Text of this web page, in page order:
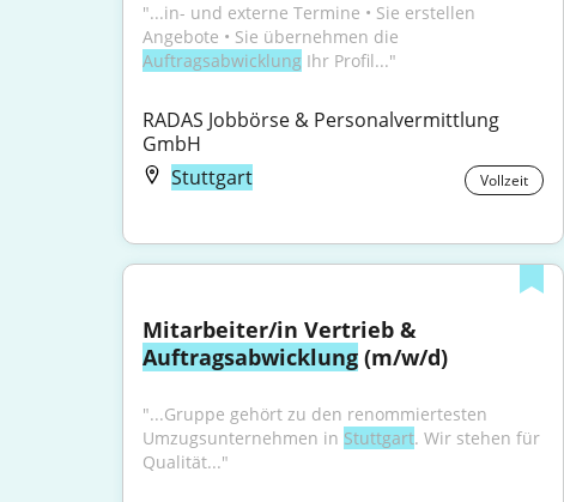
"...in- und externe Termine • Sie erstellen
Auftragsabwicklung Ihr Profil..."
RADAS Jobbörse & Personalvermittlung
GmbH
Stuttgart
Vollzeit
Auftragsabwicklung (m/w/d)
"...Gruppe gehört zu den renommiertesten
Umzugsunternehmen in Stuttgart. Wir stehen für
Qualität..."